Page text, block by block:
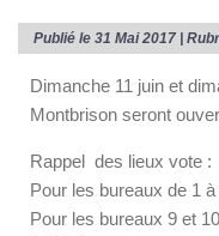
Publié le 31 Mai 2017 |
Dimanche 11 juin et
Montbrison seront
Rappel des lieux vote :
Pour les bureaux de 1
Pour les bureaux 9 et